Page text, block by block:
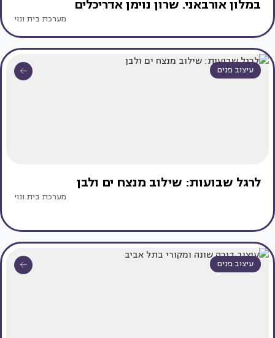
במלון אורבאני. שרון נוימן אדריכלים
מערכת בית ונוי
עיצוב פנים
לרגל שבועות: שילוב מנצח ים ולבן
מערכת בית ונוי
עיצוב פנים